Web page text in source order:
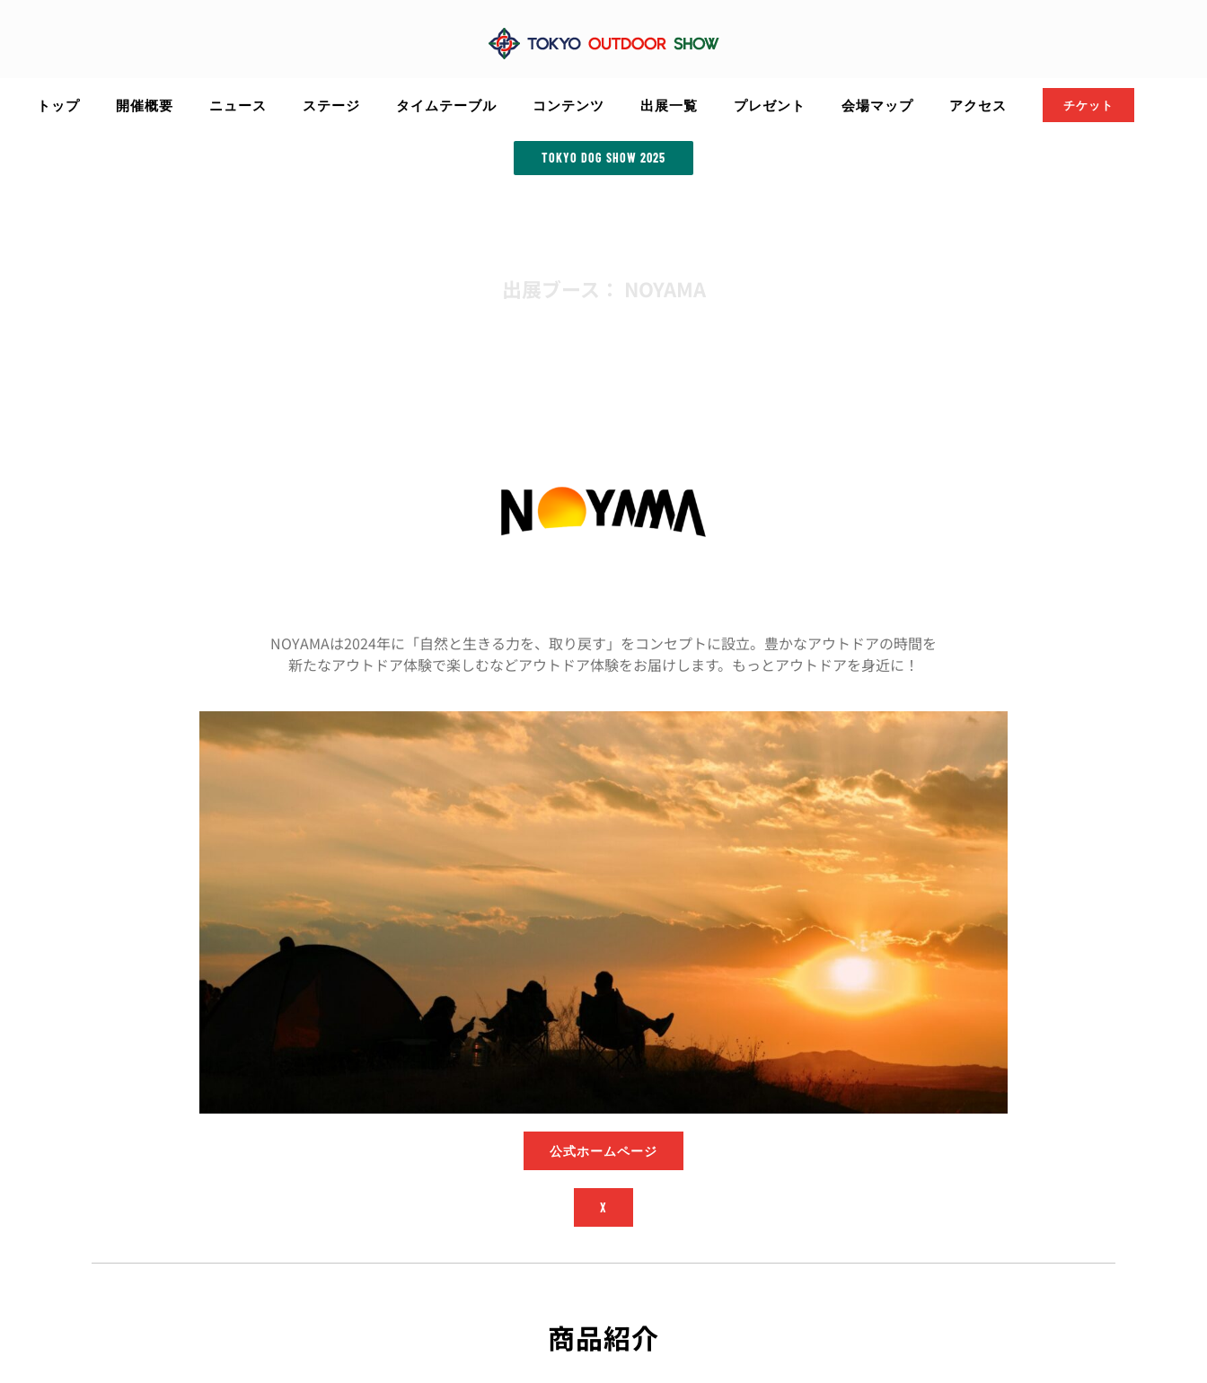
トップ 開催概要 ニュース ステージ タイムテーブル コンテンツ 出展一覧 プレゼント 会場マップ アクセス チケット
TOKYO DOG SHOW 2025
出展ブース： NOYAMA
NOYAMAは2024年に「自然と生きる力を、取り戻す」をコンセプトに設立。豊かなアウトドアの時間を
新たなアウトドア体験で楽しむなどアウトドア体験をお届けします。もっとアウトドアを身近に！
公式ホームページ
X
商品紹介